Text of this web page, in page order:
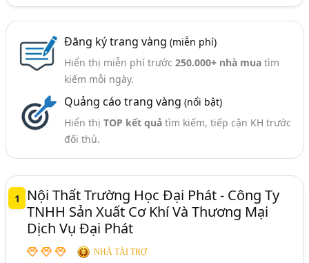
Ngành xem thêm
Đồ Nội Thất - Thiết Kế Và Sản Xuất, Lắp Đặt Đồ Nội Thất
Thiết Bị Trường Học, Giáo Dục - Sản Xuất Và Kinh
Doanh (238)
Bàn Ghế Học Sinh, Trường Học (71)
Tp. Đà Nẵng
TP. Hải Phòng
Bà Rịa-Vũng Tàu
Bình Thuận
Quảng Ninh
Thái Bình
Thái Nguyên
Thanh Hóa
Vĩnh Phúc Đắk Lắk
Bắc Cạn
Hà Giang
Hà Nam Hải Dương
Long An
Tây Ninh
Đăng ký trang vàng (miễn phí)
Hiển thị miễn phí trước 250.000+ nhà muatìm
kiếm mỗi ngày.
Quảng cáo trang vàng (nổi bật)
Hiển thị TOP kết quảtìm kiếm, tiếp cận KH trước
đối thủ.
1
Nội Thất Trường Học Đại Phát - Công Ty
TNHH Sản Xuất Cơ Khí Và Thương Mại
Dịch Vụ Đại Phát
NHÀ TÀI TRỢ